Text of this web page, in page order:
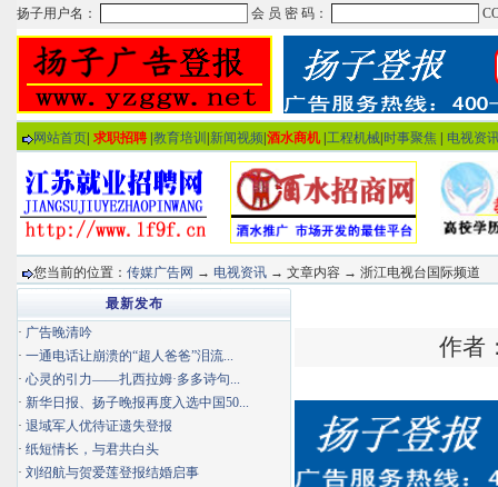
网站首页 求职招聘 教育培训 新闻视频 酒水商机 工程机械 时事聚焦 电视资
您当前的位置： 传媒广告网 → 电视资讯 → 文章内容 → 浙江电视台国际频道
作者
最新发布
· 广告晚清吟
· 一通电话让崩溃的“超人爸爸”泪流...
· 心灵的引力——扎西拉姆·多多诗句...
· 新华日报、扬子晚报再度入选中国50...
· 退域军人优待证遗失登报
· 纸短情长，与君共白头
· 刘绍航与贺爱莲登报结婚启事